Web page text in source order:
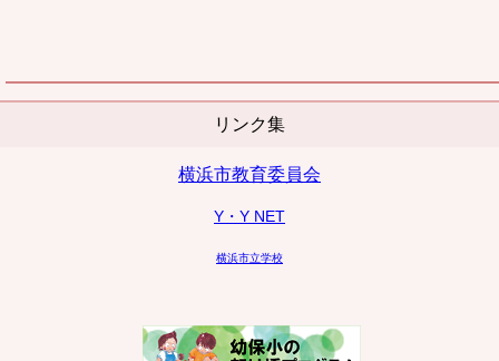
リンク集
横浜市教育委員会
Y・Y NET
横浜市立学校